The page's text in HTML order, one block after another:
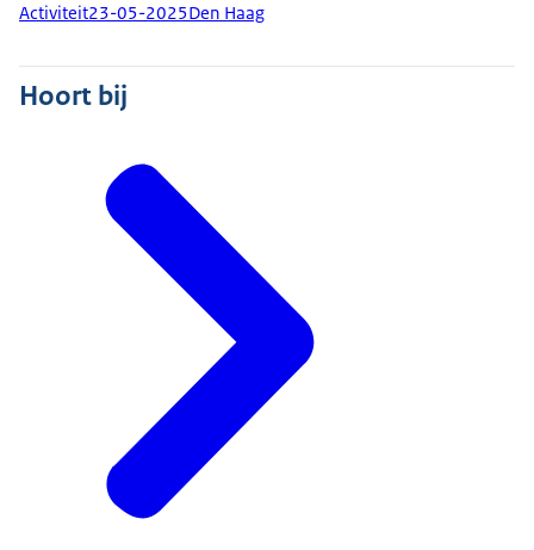
Activiteit23-05-2025Den Haag
Hoort bij